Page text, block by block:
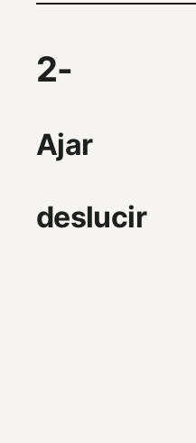
2-
Ajar
deslucir